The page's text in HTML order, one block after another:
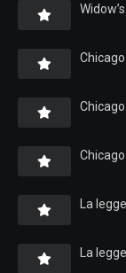
Chicago
La
La